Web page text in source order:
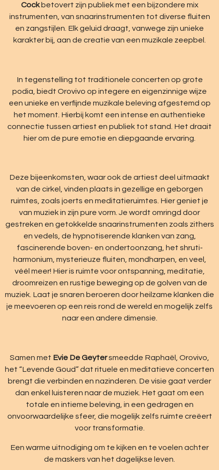
Cockbetovert zijn publiek met een bijzondere mix
instrumenten, van snaarinstrumenten tot diverse fluiten
en zangstijlen. Elk geluid draagt, vanwege zijn unieke
karakter bij, aan de creatie van een muzikale zeepbel.
In tegenstelling tot traditionele concerten op grote
podia, biedt Orovivo op integere en eigenzinnige wijze
een unieke en verfijnde muzikale beleving afgestemd op
het moment. Hierbij komt een intense en authentieke
connectie tussen artiest en publiek tot stand. Het draait
hier om de pure emotie en diepgaande ervaring.
Deze bijeenkomsten, waar ook de artiest deel uitmaakt
van de cirkel, vinden plaats in gezellige en geborgen
ruimtes, zoals joerts en meditatieruimtes. Hier geniet je
van muziek in zijn pure vorm. Je wordt omringd door
gestreken en getokkelde snaarinstrumenten zoals zithers
en vedels, de hypnotiserende klanken van zang,
fascinerende boven- en ondertoonzang, het shruti-
harmonium, mysterieuze fluiten, mondharpen, en veel,
véél meer! Hier is ruimte voor ontspanning, meditatie,
droomreizen en rustige beweging op de golven van de
muziek. Laat je snaren beroeren door heilzame klanken die
je meevoeren op een reis rond de wereld en mogelijk zelfs
naar een andere dimensie.
Samen met Evie De Geytersmeedde Raphaël, Orovivo,
het “Levende Goud” dat rituele en meditatieve concerten
brengt die verbinden en nazinderen. De visie gaat verder
dan enkel luisteren naar de muziek. Het gaat om een
totale en intieme beleving, in een gedragen en
onvoorwaardelijke sfeer, die mogelijk zelfs ruimte creëert
voor transformatie.
Een warme uitnodiging om te kijken en te voelen achter
de maskers van het dagelijkse leven.